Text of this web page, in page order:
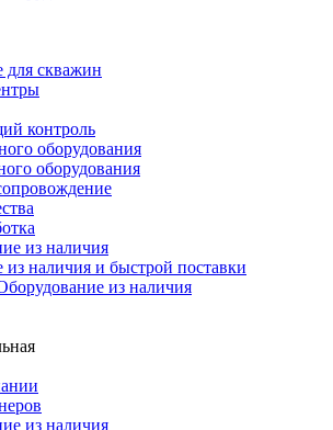
для скважин
контроль
оборудования
оборудования
из наличия и быстрой поставки